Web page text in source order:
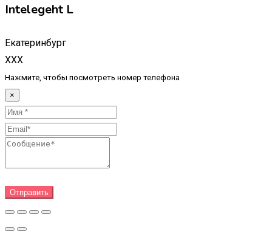
Intelegeht L
Екатеринбург
XXX
Нажмите, чтобы посмотреть номер телефона
×
Отправить